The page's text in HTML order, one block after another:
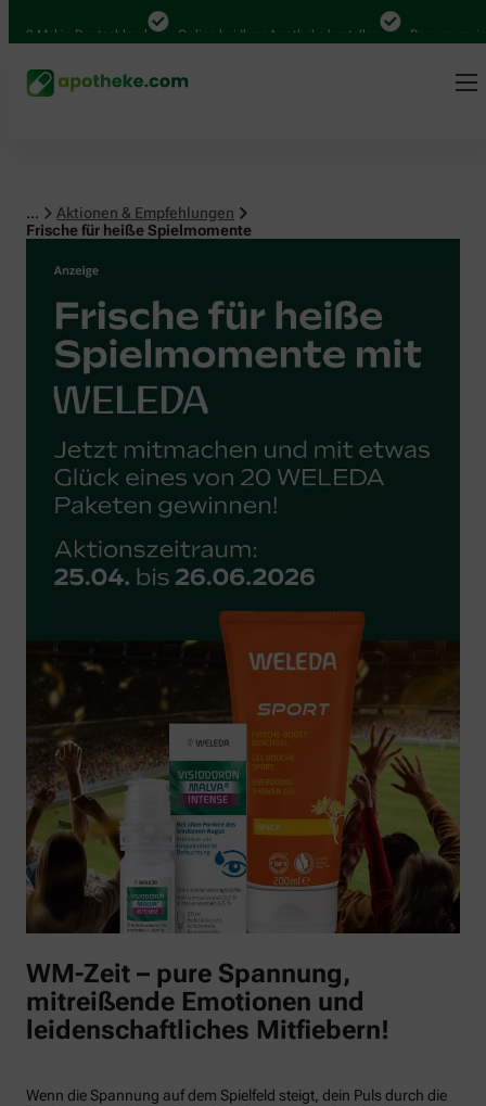
in Deutschland Online bei Ihrer Apotheke bestellen Bequem
...
Aktionen & Empfehlungen
Frische für heiße Spielmomente
WM-Zeit – pure Spannung,
mitreißende Emotionen und
leidenschaftliches Mitfiebern!
Wenn die Spannung auf dem Spielfeld steigt, dein Puls durch die